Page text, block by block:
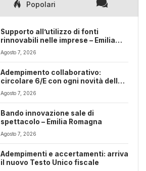
Popolari
Supporto all’utilizzo di fonti
rinnovabili nelle imprese – Emilia
Romagna
Agosto 7, 2026
Adempimento collaborativo:
circolare 6/E con ogni novità della
riforma fiscale
Agosto 7, 2026
Bando innovazione sale di
spettacolo – Emilia Romagna
Agosto 7, 2026
Adempimenti e accertamenti: arriva
il nuovo Testo Unico fiscale